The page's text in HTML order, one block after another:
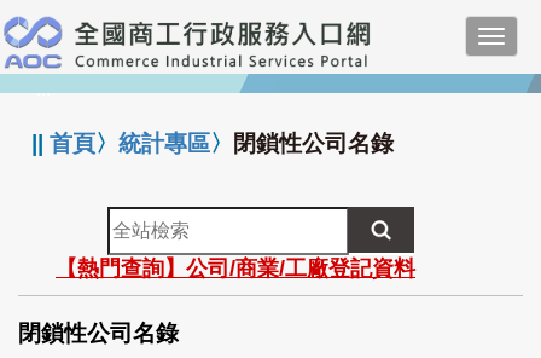
跳
到
主
要
:::
||首頁〉統計專區〉 閉鎖性公司名錄
全
站
檢
索
【熱門查詢】公司/商業/工廠登記資料
閉鎖性公司名錄